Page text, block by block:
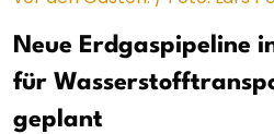
Neue Erdgaspipeline
für
geplant